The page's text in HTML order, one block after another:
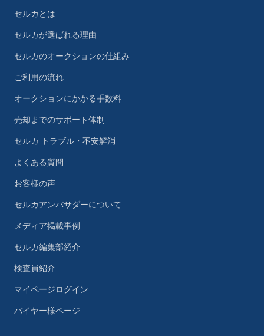
セルカとは
セルカが選ばれる理由
セルカのオークションの仕組み
ご利用の流れ
オークションにかかる手数料
売却までのサポート体制
セルカ トラブル・不安解消
よくある質問
お客様の声
セルカアンバサダーについて
メディア掲載事例
セルカ編集部紹介
検査員紹介
マイページログイン
バイヤー様ページ